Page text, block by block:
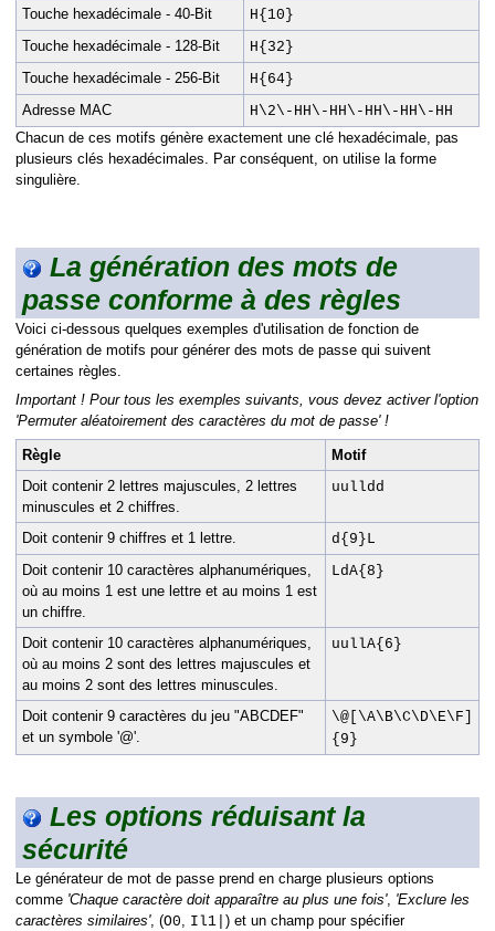
Touche hexadécimale - 40-Bit
H{10}
Touche hexadécimale - 128-Bit
H{32}
Touche hexadécimale - 256-Bit
H{64}
Adresse MAC
H\2\-HH\-HH\-HH\-HH\-HH
Chacun de ces motifs génère exactement une clé hexadécimale, pas
plusieurs clés hexadécimales. Par conséquent, on utilise la forme
singulière.
La génération des mots de
passe conforme à des règles
Voici ci-dessous quelques exemples d'utilisation de fonction de
génération de motifs pour générer des mots de passe qui suivent
certaines règles.
Important ! Pour tous les exemples suivants, vous devez activer l'option
'Permuter aléatoirement des caractères du mot de passe' !
Règle
Motif
Doit contenir 2 lettres majuscules, 2 lettres
minuscules et 2 chiffres.
uulldd
Doit contenir 9 chiffres et 1 lettre.
d{9}L
Doit contenir 10 caractères alphanumériques,
où au moins 1 est une lettre et au moins 1 est
un chiffre.
LdA{8}
Doit contenir 10 caractères alphanumériques,
où au moins 2 sont des lettres majuscules et
au moins 2 sont des lettres minuscules.
uullA{6}
Doit contenir 9 caractères du jeu "ABCDEF"
et un symbole '@'.
\@[\A\B\C\D\E\F]
{9}
Les options réduisant la
sécurité
Le générateur de mot de passe prend en charge plusieurs options
comme 'Chaque caractère doit apparaître au plus une fois', 'Exclure les
caractères similaires', (O0, Il1| ) et un champ pour spécifier